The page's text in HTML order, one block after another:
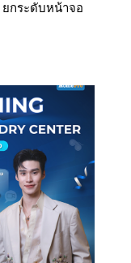
ยกระดับหน้าจอ